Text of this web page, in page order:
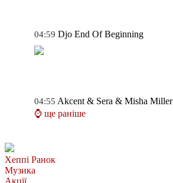
04:59 Djo End Of Beginning
04:55 Akcent & Sera & Misha Miller
⌚ ще раніше
Хеппі Ранок
Музика
Акції